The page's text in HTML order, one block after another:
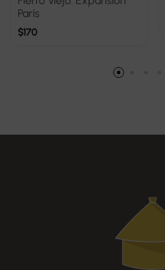
París
$170